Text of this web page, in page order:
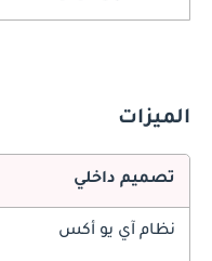
الميزات
تصميم داخلي
نظام آي يو أكس